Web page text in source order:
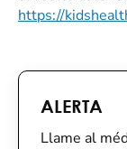
https://
ALERTA
Llame al